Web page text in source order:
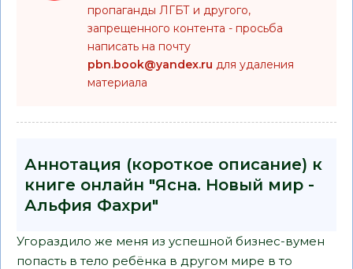
пропаганды ЛГБТ и другого,
запрещенного контента - просьба
написать на почту
pbn.book@yandex.ru для удаления
материала
Аннотация (короткое описание) к
книге онлайн "Ясна. Новый мир -
Альфия Фахри"
Угораздило же меня из успешной бизнес-вумен
попасть в тело ребёнка в другом мире в то